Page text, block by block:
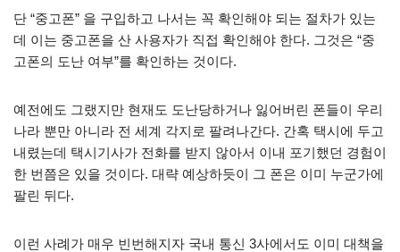
단 “중고폰” 을 구입하고 나서는 꼭 확인해야 되는 절차가 있는
데 이는 중고폰을 산 사용자가 직접 확인해야 한다. 그것은 “중
고폰의 도난 여부”를 확인하는 것이다.
예전에도 그랬지만 현재도 도난당하거나 잃어버린 폰들이 우리
나라 뿐만 아니라 전 세계 각지로 팔려나간다. 간혹 택시에 두고
내렸는데 택시기사가 전화를 받지 않아서 이내 포기했던 경험이
한 번쯤은 있을 것이다. 대략 예상하듯이 그 폰은 이미 누군가에
팔린 뒤다.
이런 사례가 매우 빈번해지자 국내 통신 3사에서도 이미 대책을